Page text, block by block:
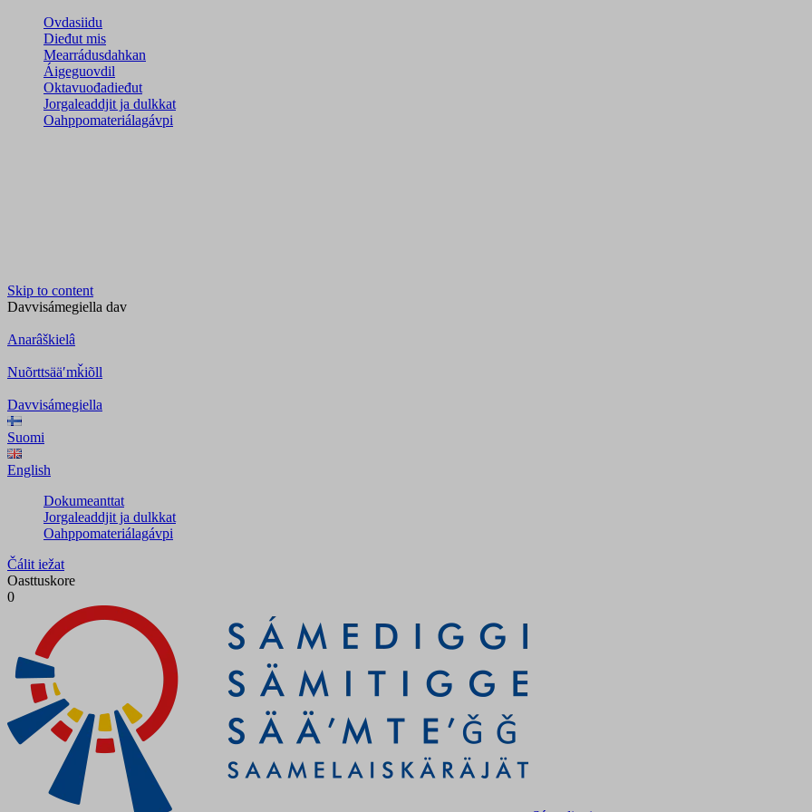
Ovdasiidu
Dieđut mis
Mearrádusdahkan
Áigeguovdil
Oktavuođadieđut
Jorgaleaddjit ja dulkkat
Oahppomateriálagávpi
Skip to content
Davvisámegiella dav
Anarâškielâ
Nuõrttsääʹmǩiõll
Davvisámegiella
Suomi
English
Dokumeanttat
Jorgaleaddjit ja dulkkat
Oahppomateriálagávpi
Čálit iežat
Oasttuskore
0